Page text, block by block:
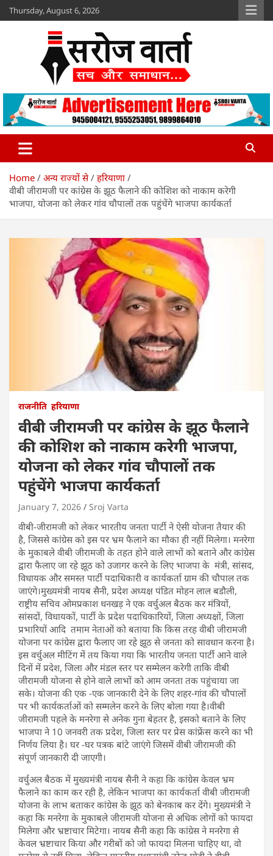
Skip
to
Thursday, August 6, 2026
Sroj Varta
www.srojvarta.in
Home अन्य राज्यों से
हरियाणा
वीबी जीरामजी पर कांग्रेस के झूठ फैलाने की कोशिश को नाकाम करेगी
भाजपा, योजना को लेकर गांव चौपालों तक पहुंचेंगे भाजपा कार्यकर्ता
राजनीति हरियाणा
वीबी जीरामजी पर कांग्रेस के झूठ फैलाने
की कोशिश को नाकाम करेगी भाजपा,
योजना को लेकर गांव चौपालों तक
पहुंचेंगे भाजपा कार्यकर्ता
January 7, 2026 Sroj Varta
वीबी-जीरामजी को लेकर भारतीय जनता पार्टी ने ऐसी योजना तैयार की
है, जिससे कांग्रेस को इस पर भ्रम फैलाने का मौका ही नहीं मिलेगा। मनरेगा
के मुकाबले वीबी जीरामजी के तहत होने वाले लाभों को बताने और कांग्रेस
द्वारा फैलाए जा रहे झूठ को उजागर करने के लिए भाजपा के मंत्री, सांसद,
विधायक और समस्त पार्टी पदाधिकारी व कार्यकर्ता ग्राम की चौपाल तक
जाएंगे।मुख्यमंत्री नायब सैनी, प्रदेश अध्यक्ष पंडित मोहन लाल बडौली,
राष्ट्रीय सचिव ओमप्रकाश धनखड़ ने एक वर्चुअल बैठक कर मंत्रियों,
सांसदों, विधायकों, पार्टी के प्रदेश पदाधिकारियों, जिला अध्यक्षों, जिला
प्रभारियों आदि तमाम नेताओं को बताया कि किस तरह वीबी जीरामजी
योजना पर कांग्रेस द्वारा फैलाए जा रहे झूठ से जनता को सावधान करना है।
इस वर्चुअल मीटिंग में तय किया गया कि भारतीय जनता पार्टी आने वाले
दिनों में प्रदेश, जिला और मंडल स्तर पर सम्मेलन करेगी ताकि वीबी
जीरामजी योजना से होने वाले लाभों को आम जनता तक पहुंचाया जा
सके। योजना की एक -एक जानकारी देने के लिए शहर-गांव की चौपालों
पर भी कार्यकर्ताओं को सम्मलेन करने के लिए बोला गया है।वीबी
जीरामजी पहले के मनरेगा से अनेक गुना बेहतर है, इसको बताने के लिए
भाजपा ने 10 जनवरी तक प्रदेश, जिला स्तर पर प्रेस कांफ्रेंस करने का भी
निर्णय लिया है। घर -घर पत्रक बांटे जाएंगे जिसमें वीबी जीरामजी की
संपूर्ण जानकारी दी जाएगी।
वर्चुअल बैठक में मुख्यमंत्री नायब सैनी ने कहा कि कांग्रेस केवल भ्रम
फैलाने का काम कर रही है, लेकिन भाजपा का कार्यकर्ता वीबी जीरामजी
योजना के लाभ बताकर कांग्रेस के झूठ को बेनकाब कर देंगे। मुख्यमंत्री ने
कहा कि मनरेगा के मुकाबले जीरामजी योजना से अधिक लोगों को फायदा
मिलेगा और भ्रष्टाचार मिटेगा। नायब सैनी कहा कि कांग्रेस ने मनरेगा से
केवल भ्रष्टाचार किया और गरीबों को जो फायदा मिलना चाहिए था, वो